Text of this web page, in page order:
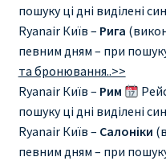
РЕГИСТРАЦИЯ НА РЕЙС
Регистрация ребенка на
Рождественские
пошуку ці дні виділені
Ryanair Київ – Рига
певним дням – при пошуку
та бронювання..>>
Ryanair Київ – Рим
пошуку ці дні виділені
Ryanair Київ – Салоніки
певним дням – при пошуку